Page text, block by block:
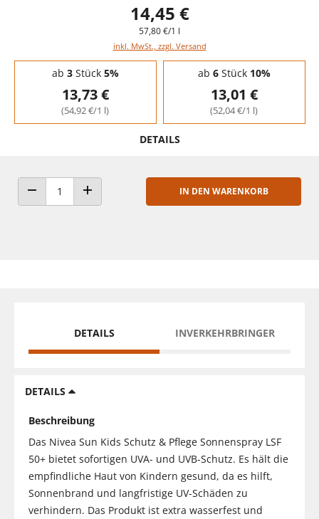
14,45 €
57,80 €/1 l
inkl. MwSt., zzgl. Versand
Staffelpreise - Mengenrabatt
ab 3Stück 5%
13,73 €
(54,92 €/1 l)
ab 6Stück 10%
13,01 €
(52,04 €/1 l)
DETAILS
ANZAHL VERRINGERNANZAHL ERHÖHEN
IN DEN WARENKORB
DETAILS INVERKEHRBRINGER
DETAILS
Beschreibung
Das Nivea Sun Kids Schutz & Pflege Sonnenspray LSF
50+ bietet sofortigen UVA- und UVB-Schutz. Es hält die
empfindliche Haut von Kindern gesund, da es hilft,
Sonnenbrand und langfristige UV-Schäden zu
verhindern. Das Produkt ist extra wasserfest und